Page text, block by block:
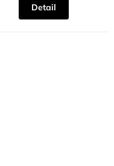
Detail